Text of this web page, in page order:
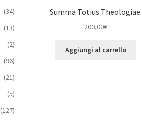
Summa Totius Theologiae.
200,00€
Aggiungi al carrello
(34)
(13)
(2)
(96)
(21)
(5)
(127)